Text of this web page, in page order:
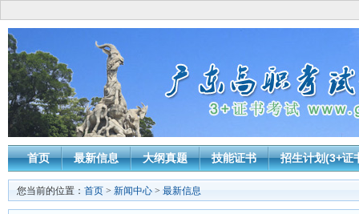
首页 最新信息 大纲真题 技能证书 招生计划(3+证
您当前的位置： 首页 > 新闻中心 > 最新信息